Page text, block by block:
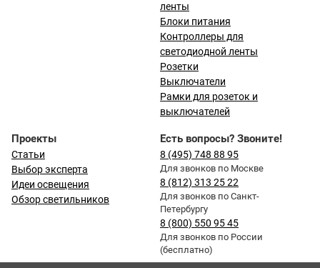
ленты
Блоки питания
Контроллеры для
светодиодной ленты
Розетки
Выключатели
Рамки для розеток и
выключателей
Проекты
Статьи
Выбор эксперта
Идеи освещения
Обзор светильников
Есть вопросы? Звоните!
8 (495) 748 88 95
Для звонков по Москве
8 (812) 313 25 22
Для звонков по Санкт-
Петербургу
8 (800) 550 95 45
Для звонков по России
(бесплатно)